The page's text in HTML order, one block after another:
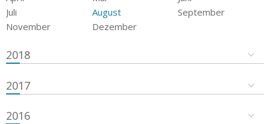
Juli
August
September
November
Dezember
2018
2017
2016